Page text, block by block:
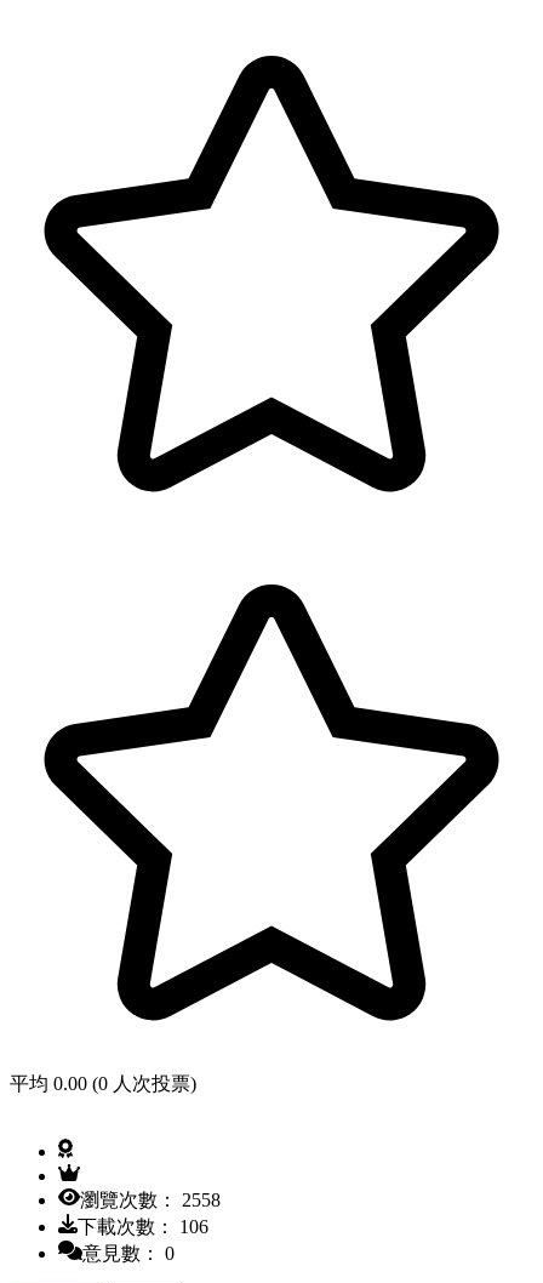
平均 0.00 (0 人次投票)
瀏覽次數： 2558
下載次數： 106
意見數： 0